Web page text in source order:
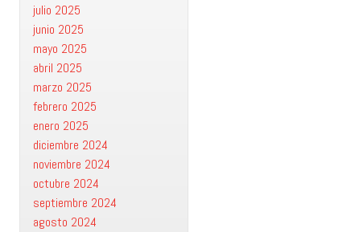
julio 2025
junio 2025
mayo 2025
abril 2025
marzo 2025
febrero 2025
enero 2025
diciembre 2024
noviembre 2024
octubre 2024
septiembre 2024
agosto 2024